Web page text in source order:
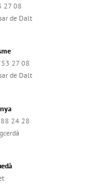
27 08
de Dalt
27 08
de Dalt
24 28